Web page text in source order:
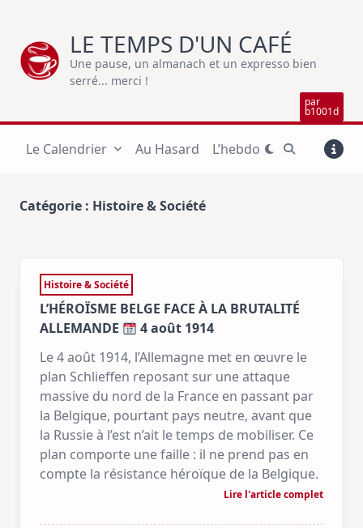
content
LE TEMPS D'UN CAFÉ
Une pause, un almanach et un expresso bien
serré... merci !
par
b1001d
Le Calendrier Au Hasard L’hebdo
Catégorie : Histoire & Société
Histoire & Société
L’HÉROÏSME BELGE FACE À LA BRUTALITÉ
ALLEMANDE
4 août 1914
Le 4 août 1914, l’Allemagne met en œuvre le
plan Schlieffen reposant sur une attaque
massive du nord de la France en passant par
la Belgique, pourtant pays neutre, avant que
la Russie à l’est n’ait le temps de mobiliser. Ce
plan comporte une faille : il ne prend pas en
compte la résistance héroïque de la Belgique.
Lire l'article complet